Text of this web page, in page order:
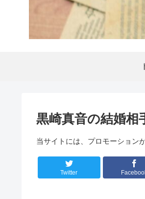
黒崎真音の結婚相
当サイトには、プロモーション
Twitter